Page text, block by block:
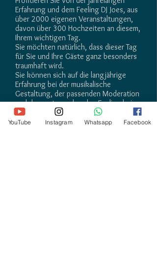
Erfahrung und dem Feeling DJ Joes, aus
über 2000 eigenen Veranstaltungen,
davon über 300 Hochzeiten an diesem,
Ihrem wichtigen Tag.
Sie möchten natürlich, dass dieser Tag
für Sie und Ihre Gäste ganz besonders
traumhaft wird.
Sie können sich auf die langjährige
Erfahrung bei der musikalische
Gestaltung, der passenden Moderation
und dem entsprechenden Feeling bei
ihrer Veranstaltung sicher verlassen.
YouTube Instagram Whatsapp Facebook